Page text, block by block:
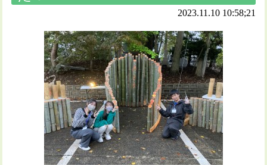
2023.11.10 10:58;21